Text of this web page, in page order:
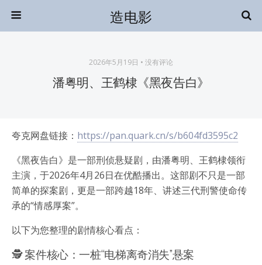
造电影
2026年5月19日 • 没有评论
潘粤明、王鹤棣《黑夜告白》
夸克网盘链接： https://pan.quark.cn/s/b604fd3595c2
《黑夜告白》是一部刑侦悬疑剧，由潘粤明、王鹤棣领衔
主演，于2026年4月26日在优酷播出。这部剧不只是一部
简单的探案剧，更是一部跨越18年、讲述三代刑警使命传
承的“情感厚案”。
以下为您整理的剧情核心看点：
🕵️ 案件核心：一桩“电梯离奇消失”悬案